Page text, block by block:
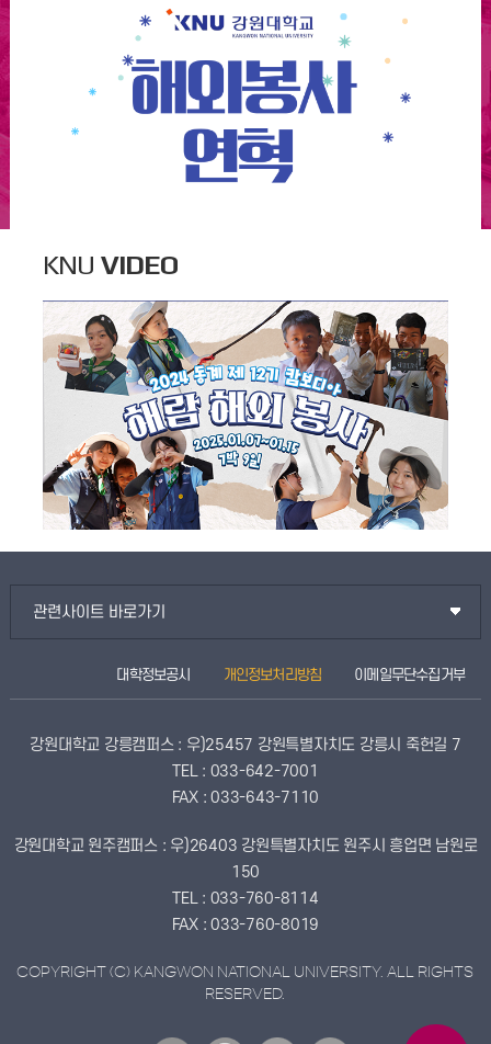
KNU VIDEO
관련사이트 바로가기
대학정보공시 개인정보처리방침 이메일무단수집거부
강원대학교 강릉캠퍼스 : 우)25457 강원특별자치도 강릉시 죽헌길 7
TEL : 033-642-7001
FAX : 033-643-7110
강원대학교 원주캠퍼스 : 우)26403 강원특별자치도 원주시 흥업면 남원로
150
TEL : 033-760-8114
FAX : 033-760-8019
COPYRIGHT (C) KANGWON NATIONAL UNIVERSITY. ALL RIGHTS
RESERVED.